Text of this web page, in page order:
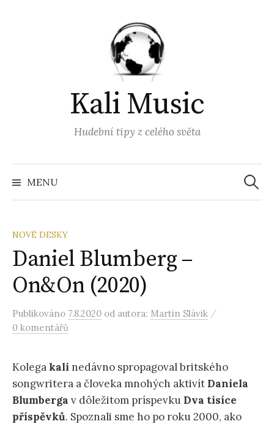
Kali Music
Hudební tipy z celého světa
MENU
NOVÉ DESKY
Daniel Blumberg –
On&On (2020)
Publikováno 7.8.2020 od autora: Martin Slávik /
0 komentářů
Kolega kali nedávno spropagoval britského
songwritera a človeka mnohých aktivít Daniela
Blumberga v dôležitom príspevku Dva tisíce
příspěvků. Spoznali sme ho po roku 2000, ako